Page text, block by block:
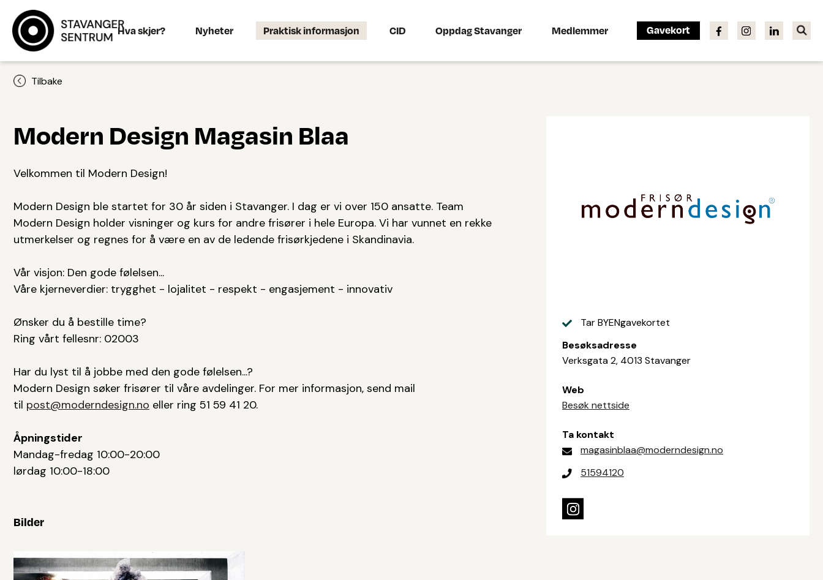
Hva skjer? Nyheter Praktisk informasjon CID Oppdag Stavanger Medlemmer Gavekort
Tilbake
Modern Design Magasin Blaa
Velkommen til Modern Design!
Modern Design ble startet for 30 år siden i Stavanger. I dag er vi over 150 ansatte. Team
Modern Design holder visninger og kurs for andre frisører i hele Europa. Vi har vunnet en rekke
utmerkelser og regnes for å være en av de ledende frisørkjedene i Skandinavia.
Vår visjon: Den gode følelsen...
Våre kjerneverdier: trygghet - lojalitet - respekt - engasjement - innovativ
Ønsker du å bestille time?
Ring vårt fellesnr: 02003
Har du lyst til å jobbe med den gode følelsen...?
Modern Design søker frisører til våre avdelinger. For mer informasjon, send mail
til post@moderndesign.no eller ring 51 59 41 20.
Åpningstider
Mandag-fredag 10:00-20:00
lørdag 10:00-18:00
Bilder
Tar BYENgavekortet
Besøksadresse
Verksgata 2, 4013 Stavanger
Web
Besøk nettside
Ta kontakt
magasinblaa@moderndesign.no
51594120